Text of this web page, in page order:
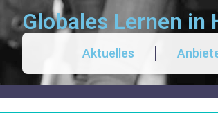
Globales Lernen in
Aktuelles